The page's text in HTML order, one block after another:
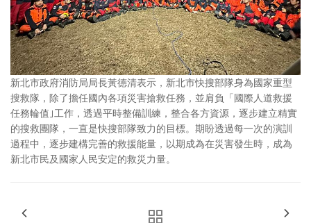
新北市政府消防局局長黃德清表示，新北市快搜部隊身為國家重型
搜救隊，除了擔任國內各項災害搶救任務，並肩負「國際人道救援
任務輪值｣工作，透過平時整備訓練，整合各方資源，逐步建立精實
的搜救團隊，一直是快搜部隊致力的目標。期盼透過每一次的演訓
過程中，逐步建構完善的救援能量，以期成為在災害發生時，成為
新北市民及國家人民安定的救災力量。